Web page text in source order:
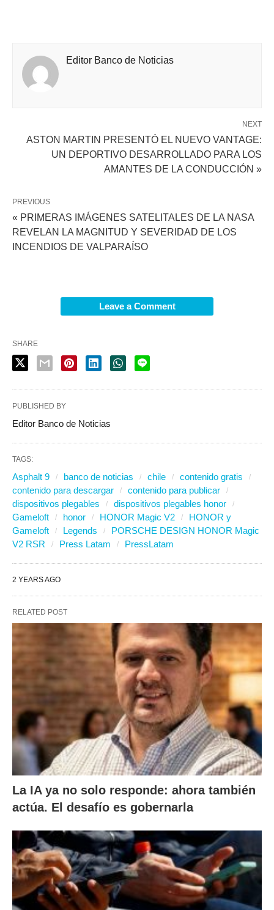
Editor Banco de Noticias
NEXT
ASTON MARTIN PRESENTÓ EL NUEVO VANTAGE:
UN DEPORTIVO DESARROLLADO PARA LOS
AMANTES DE LA CONDUCCIÓN »
PREVIOUS
« PRIMERAS IMÁGENES SATELITALES DE LA NASA
REVELAN LA MAGNITUD Y SEVERIDAD DE LOS
INCENDIOS DE VALPARAÍSO
Leave a Comment
SHARE
PUBLISHED BY
Editor Banco de Noticias
TAGS:
Asphalt 9 banco de noticias chile
contenido gratis
contenido para descargar
contenido para publicar
dispositivos plegables
dispositivos plegables honor
Gameloft
honor HONOR Magic V2
HONOR y
Gameloft
Legends
PORSCHE DESIGN HONOR Magic
V2 RSR
Press Latam PressLatam
2 YEARS AGO
RELATED POST
La IA ya no solo responde: ahora también
actúa. El desafío es gobernarla